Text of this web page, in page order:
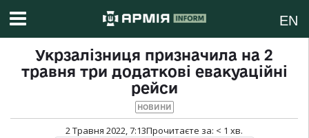
EN
Укрзалізниця призначила на 2
травня три додаткові евакуаційні
рейси
НОВИНИ
2 Травня 2022, 7:13Прочитаєте за: < 1 хв.